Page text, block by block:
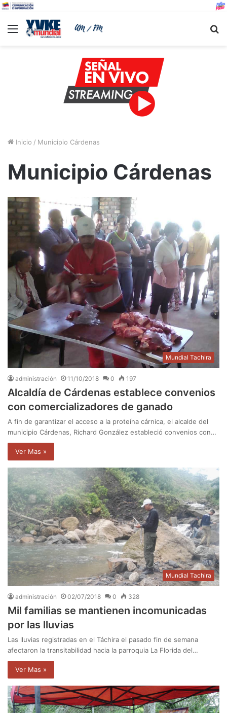
Menu
Inicio / Municipio Cárdenas
Municipio Cárdenas
Mundial Tachira
administración 11/10/2018 0 197
Alcaldía de Cárdenas establece convenios
con comercializadores de ganado
A fin de garantizar el acceso a la proteína cárnica, el alcalde del
municipio Cárdenas, Richard González estableció convenios con…
Ver Mas »
Mundial Tachira
administración 02/07/2018 0 328
Mil familias se mantienen incomunicadas
por las lluvias
Las lluvias registradas en el Táchira el pasado fin de semana
afectaron la transitabilidad hacia la parroquia La Florida del…
Ver Mas »